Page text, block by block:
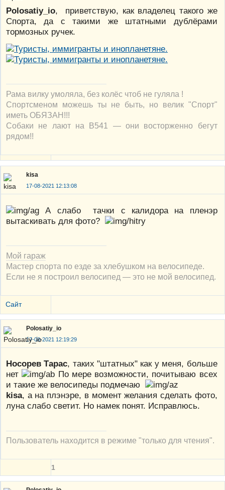
Polosatiy_io, приветствую, как владелец такого же
Спорта, да с такими же штатными дублёрами
тормозных ручек.
Рама вилку умоляла, без колёс чтоб не гуляла !
Спортсменом можешь ты не быть, но велик "Спорт"
иметь ОБЯЗАН!!!
Собаки не лают на В541 — они восторженно бегут
рядом!!
kisa
17-08-2021 12:13:08
А слабо тачки с калидора на пленэр
вытаскивать для фото?
Мой гараж
Мастер спорта по езде за хлебушком на велосипеде.
Если не я построил велосипед — это не мой велосипед.
Сайт
Polosatiy_io
17-08-2021 12:19:29
Носорев Тарас, таких "штатных" как у меня, больше
нет
По мере возможности, почитываю всех
и такие же велосипеды подмечаю
kisa, а на плэнэре, в момент желания сделать фото,
луна слабо светит. Но намек понят. Исправлюсь.
Пользователь находится в режиме "только для чтения".
1